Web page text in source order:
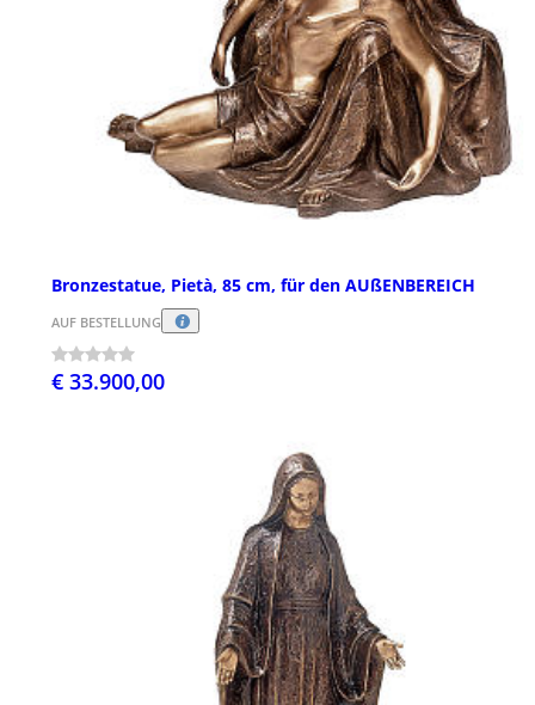
Bronzestatue, Pietà, 85 cm, für den AUßENBEREICH
AUF BESTELLUNG
€ 33.900,00